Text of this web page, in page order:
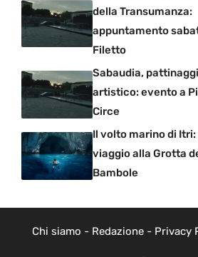
della Transumanza:
appuntamento
Filetto
Sabaudia,
artistico: evento a
Circe
Il volto marino di Itri:
viaggio alla Grotta
Bambole
Chi siamo - Redazione- Privacy